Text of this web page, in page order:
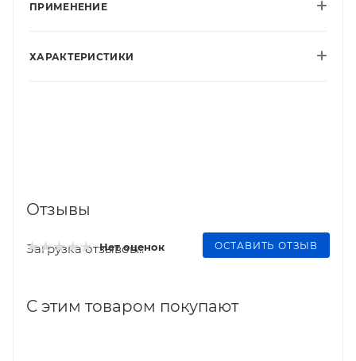
ПРИМЕНЕНИЕ
ХАРАКТЕРИСТИКИ
Отзывы
Нет оценок ОСТАВИТЬ ОТЗЫВ
Загрузка отзывов...
С этим товаром покупают